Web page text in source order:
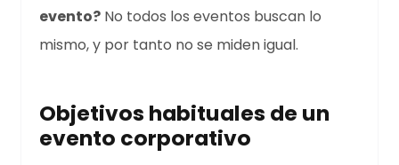
evento? No todos los eventos buscan lo
mismo, y por tanto no se miden igual.
Objetivos habituales de un
evento corporativo